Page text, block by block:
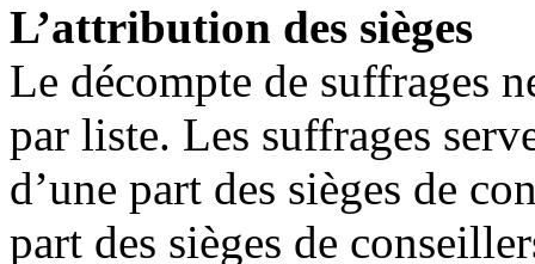
L’attribution des sièges
Le décompte de suffrages
par liste. Les suffrages
d’une part des sièges de
part des sièges de